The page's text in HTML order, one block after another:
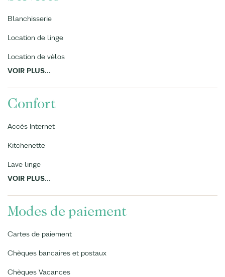
Blanchisserie
Location de linge
Location de vélos
VOIR PLUS...
Confort
Accès Internet
Kitchenette
Lave linge
VOIR PLUS...
Modes de paiement
Cartes de paiement
Chèques bancaires et postaux
Chèques Vacances